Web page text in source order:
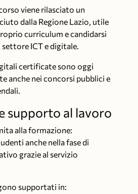
viene rilasciato un
dalla Regione Lazio, utile
curriculum e candidarsi
settore ICT e digitale.
certificate sono oggi
anche nei concorsi pubblici e
supporto al lavoro
alla formazione:
anche nella fase di
grazie al servizio
supportati in: